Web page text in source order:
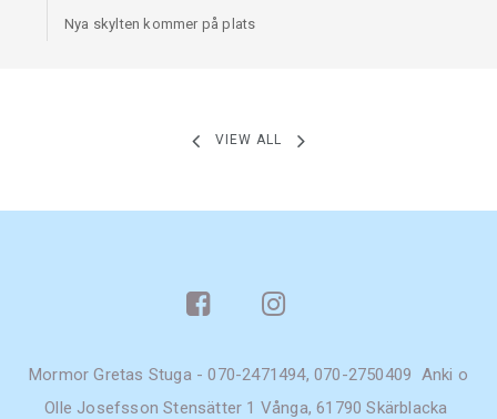
Nya skylten kommer på plats
VIEW ALL
Mormor Gretas Stuga - 070-2471494, 070-2750409 Anki o
Olle Josefsson Stensätter 1 Vånga, 61790 Skärblacka